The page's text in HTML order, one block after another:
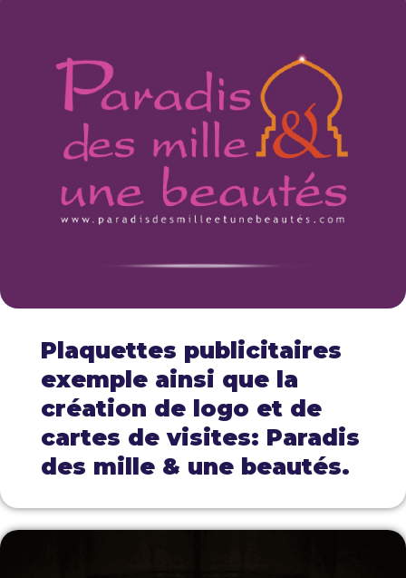
Plaquettes publicitaires
exemple ainsi que la
création de logo et de
cartes de visites: Paradis
des mille & une beautés.